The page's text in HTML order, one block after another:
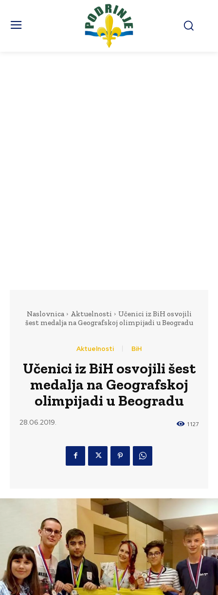
Naslovnica Aktuelnosti
Učenici iz BiH osvojili
šest medalja na Geografskoj olimpijadi u Beogradu
Aktuelnosti BiH
Učenici iz BiH osvojili šest
medalja na Geografskoj
olimpijadi u Beogradu
28.06.2019. 1127